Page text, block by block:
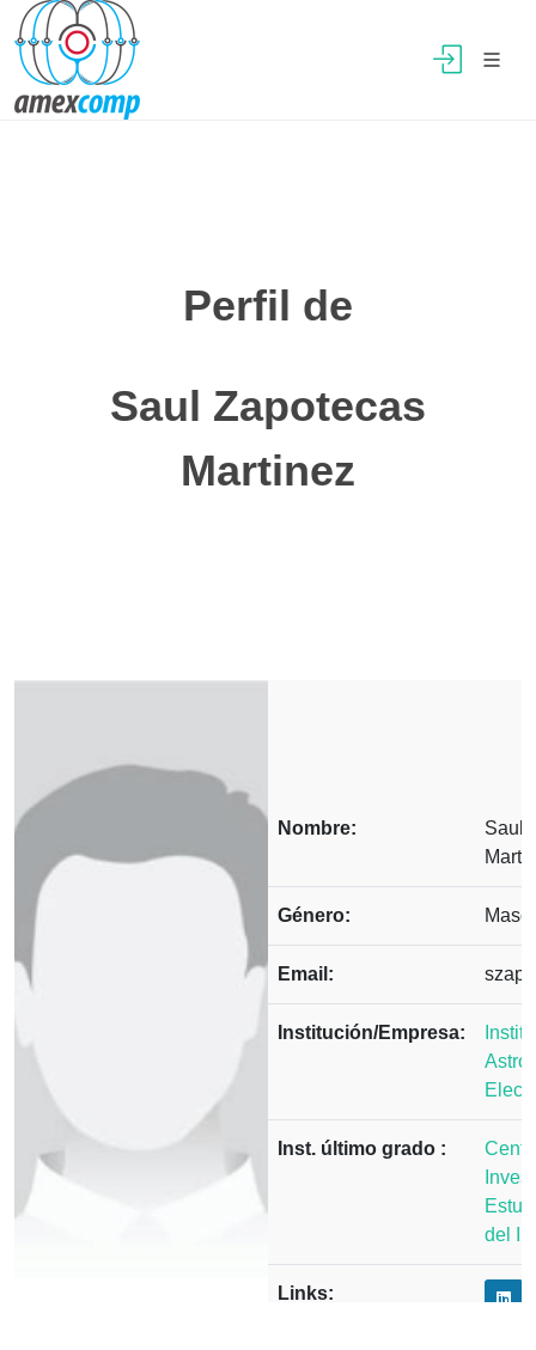
Perfil de
Saul Zapotecas
Martinez
Nombre:
Saul
Género:
Email:
Institución/Empresa:
Inst. último grado :
del
Links: